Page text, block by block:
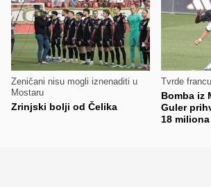
Zeničani nisu mogli iznenaditi u
Mostaru
Zrinjski bolji od Čelika
Tvrde
Bomba iz
Guler
18